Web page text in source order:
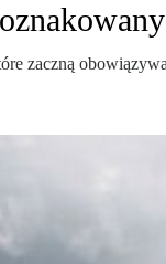
zaczną